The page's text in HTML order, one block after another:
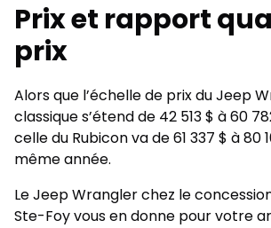
Prix et rapport
prix
Alors que l’échelle de prix du Jeep
classique s’étend de 42 513 $ à 60
celle du Rubicon va de 61 337 $ à 80
même année.
Le Jeep Wrangler chez le
Ste-Foy vous en donne pour votre